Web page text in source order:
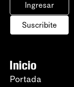
Ingresar
Suscribite
Inicio
Portada